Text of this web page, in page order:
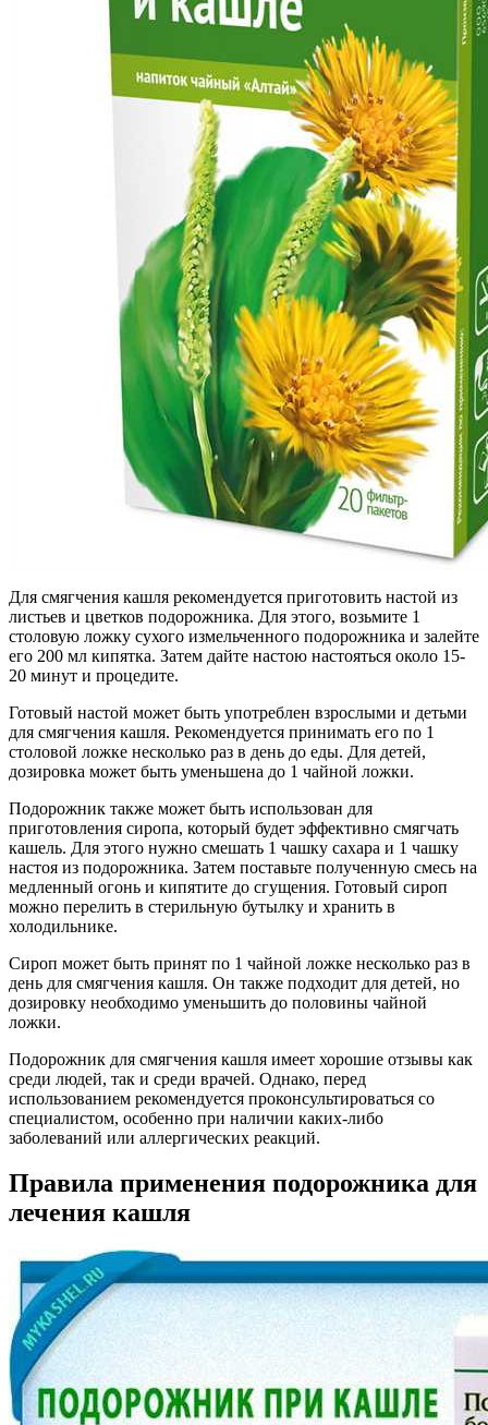
Для смягчения кашля рекомендуется приготовить настой из
листьев и цветков подорожника. Для этого, возьмите 1
столовую ложку сухого измельченного подорожника и залейте
его 200 мл кипятка. Затем дайте настою настояться около 15-
20 минут и процедите.
Готовый настой может быть употреблен взрослыми и детьми
для смягчения кашля. Рекомендуется принимать его по 1
столовой ложке несколько раз в день до еды. Для детей,
дозировка может быть уменьшена до 1 чайной ложки.
Подорожник также может быть использован для
приготовления сиропа, который будет эффективно смягчать
кашель. Для этого нужно смешать 1 чашку сахара и 1 чашку
настоя из подорожника. Затем поставьте полученную смесь на
медленный огонь и кипятите до сгущения. Готовый сироп
можно перелить в стерильную бутылку и хранить в
холодильнике.
Сироп может быть принят по 1 чайной ложке несколько раз в
день для смягчения кашля. Он также подходит для детей, но
дозировку необходимо уменьшить до половины чайной
ложки.
Подорожник для смягчения кашля имеет хорошие отзывы как
среди людей, так и среди врачей. Однако, перед
использованием рекомендуется проконсультироваться со
специалистом, особенно при наличии каких-либо
заболеваний или аллергических реакций.
Правила применения подорожника для
лечения кашля